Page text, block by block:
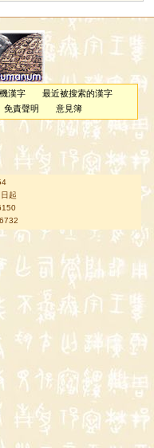
漢字
最近被搜索的漢字
免責聲明 意見簿
起